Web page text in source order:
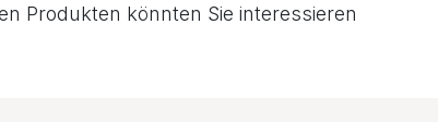
Produkten könnten Sie interessieren